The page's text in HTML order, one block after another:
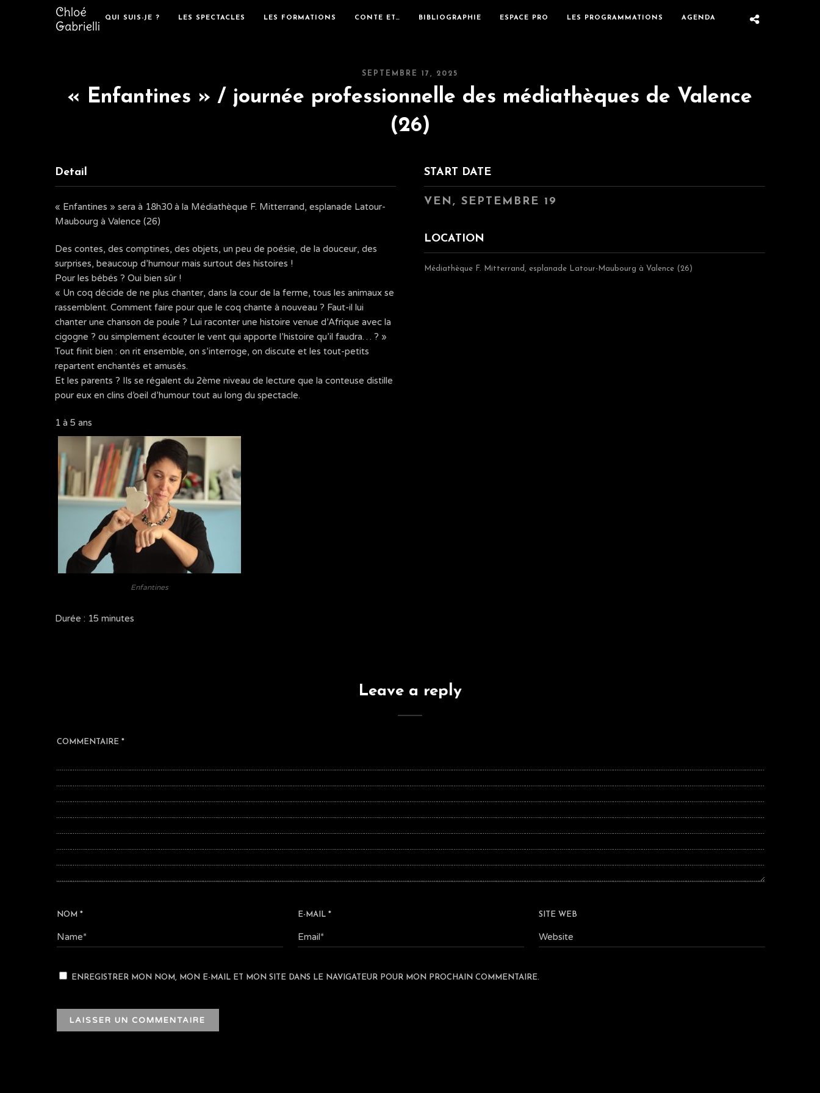
QUI SUIS-JE ? LES SPECTACLES LES FORMATIONS CONTE ET… BIBLIOGRAPHIE ESPACE PRO LES PROGRAMMATIONS AGENDA
SEPTEMBRE 17, 2025
« Enfantines » / journée professionnelle des médiathèques de Valence
(26)
Detail
« Enfantines » sera à 18h30 à la Médiathèque F. Mitterrand, esplanade Latour-
Maubourg à Valence (26)
Des contes, des comptines, des objets, un peu de poésie, de la douceur, des
surprises, beaucoup d’humour mais surtout des histoires !
Pour les bébés ? Oui bien sûr !
« Un coq décide de ne plus chanter, dans la cour de la ferme, tous les animaux se
rassemblent. Comment faire pour que le coq chante à nouveau ? Faut-il lui
chanter une chanson de poule ? Lui raconter une histoire venue d’Afrique avec la
cigogne ? ou simplement écouter le vent qui apporte l’histoire qu’il faudra… ? »
Tout finit bien : on rit ensemble, on s’interroge, on discute et les tout-petits
repartent enchantés et amusés.
Et les parents ? Ils se régalent du 2ème niveau de lecture que la conteuse distille
pour eux en clins d’oeil d’humour tout au long du spectacle.
1 à 5 ans
Enfantines
Durée : 15 minutes
START DATE
VEN, SEPTEMBRE 19
LOCATION
Médiathèque F. Mitterrand, esplanade Latour-Maubourg à Valence (26)
Leave a reply
COMMENTAIRE *
NOM * E-MAIL * SITE WEB
ENREGISTRER MON NOM, MON E-MAIL ET MON SITE DANS LE NAVIGATEUR POUR MON PROCHAIN COMMENTAIRE.